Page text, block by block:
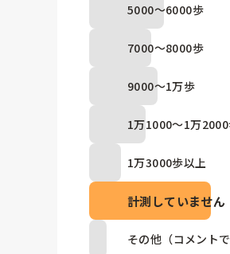
5000～6000歩
7000～8000歩
9000～1万歩
1万1000～1万
1万3000歩以上
計測していません
その他（コメント